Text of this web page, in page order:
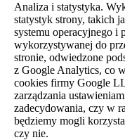
Analiza i statystyka.
statystyk strony, takich
systemu operacyjnego i
wykorzystywanej do
stronie, odwiedzone
z Google Analytics, co
cookies firmy Google
zarządzania
zadecydowania, czy w
będziemy mogli
czy nie.